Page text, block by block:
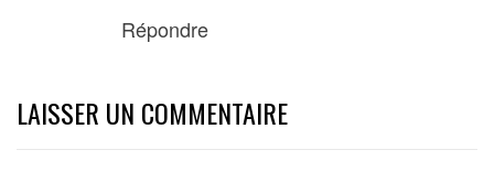
Répondre
LAISSER UN COMMENTAIRE